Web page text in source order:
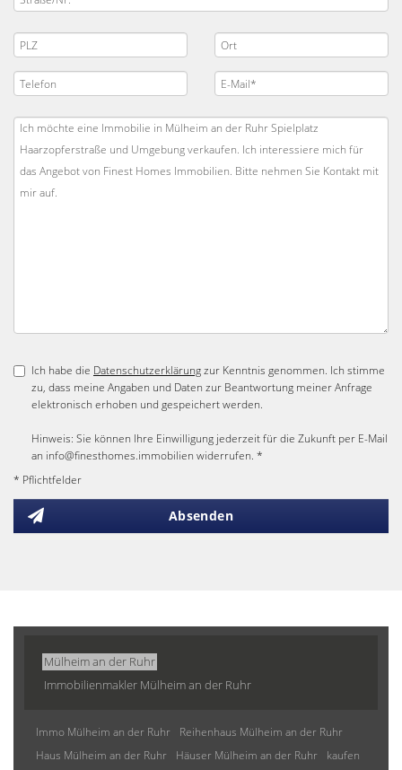
Ich habe die Datenschutzerklärungzur Kenntnis genommen. Ich stimme
zu, dass meine Angaben und Daten zur Beantwortung meiner Anfrage
elektronisch erhoben und gespeichert werden.
Hinweis: Sie können Ihre Einwilligung jederzeit für die Zukunft per E-Mail
an info@finesthomes.immobilien widerrufen. *
* Pflichtfelder
Absenden
Mülheim an der Ruhr
Immobilienmakler Mülheim an der Ruhr
Immo Mülheim an der Ruhr
Reihenhaus Mülheim an der Ruhr
Haus Mülheim an der Ruhr
Häuser Mülheim an der Ruhr
kaufen